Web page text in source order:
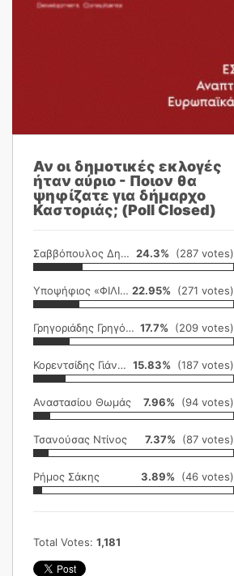
Αν οι δημοτικές εκλογές
ήταν αύριο - Ποιον θα
ψηφίζατε για δήμαρχο
Καστοριάς; (Poll Closed)
Σαββόπουλος Δημήτρης 24.3% (287 votes)
Υποψήφιος «ΦΙΛΙΚΗ ΕΤΑΙΡΕΙΑ» 22.95% (271 votes)
Γρηγοριάδης Γρηγόρης 17.7% (209 votes)
Κορεντσίδης Γιάννης 15.83% (187 votes)
Αναστασίου Θωμάς 7.96% (94 votes)
Τσανούσας Ντίνος 7.37% (87 votes)
Ρήμος Σάκης 3.89% (46 votes)
Total Votes: 1,181